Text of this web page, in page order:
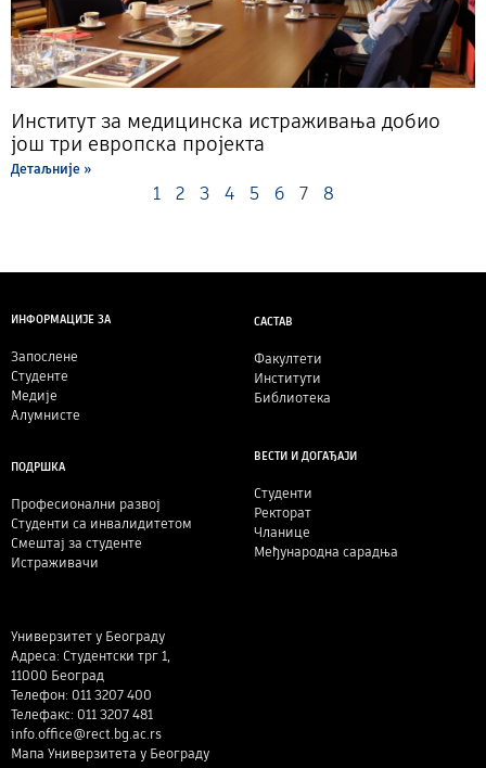
Институт за медицинска истраживања добио
још три европска пројекта
Детаљније »
1 2 3 4 5 6 7 8
ИНФОРМАЦИЈЕ ЗА
Запослене
Студенте
Медије
Алумнисте
САСТАВ
Факултети
Институти
Библиотека
ПОДРШКА
Професионални развој
Студенти са инвалидитетом
Смештај за студенте
Истраживачи
ВЕСТИ И ДОГАЂАЈИ
Студенти
Ректорат
Чланице
Међународна сарадња
Универзитет у Београду
Адреса: Студентски трг 1,
11000 Београд
Телефон: 011 3207 400
Телефакс: 011 3207 481
info.office@rect.bg.ac.rs
Мапа Универзитета у Београду